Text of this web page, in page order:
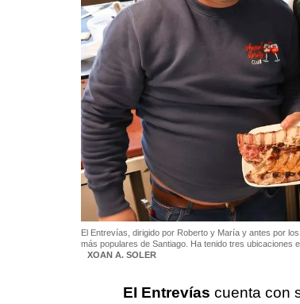
El Entrevías, dirigido por Roberto y María y antes por
más populares de Santiago. Ha tenido tres ubicaciones
XOAN A. SOLER
EI Entrevías cuenta con